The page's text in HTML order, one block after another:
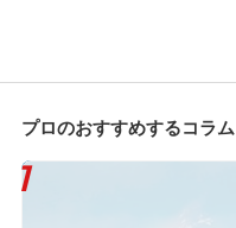
プロのおすすめするコラム